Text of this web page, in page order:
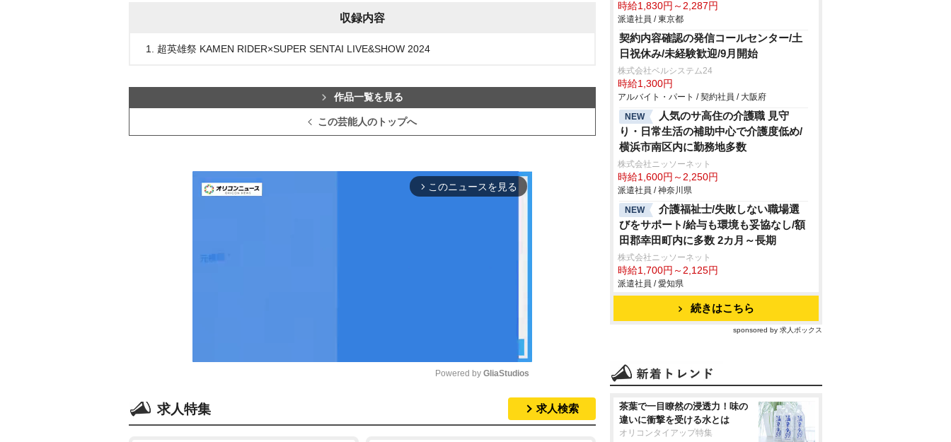
収録内容
1. 超英雄祭 KAMEN RIDER×SUPER SENTAI LIVE&SHOW 2024
作品一覧を見る
この芸能人のトップへ
arrow_forward_ios このニュースを見る
Powered by GliaStudios
求人特集 求人検索
時給1,830円～2,287円
派遣社員 / 東京都
契約内容確認の発信コールセンター/土
日祝休み/未経験歓迎/9月開始
株式会社ベルシステム24
時給1,300円
アルバイト・パート / 契約社員 / 大阪府
NEW
人気のサ高住の介護職 見守
り・日常生活の補助中心で介護度低め/
横浜市南区内に勤務地多数
株式会社ニッソーネット
時給1,600円～2,250円
派遣社員 / 神奈川県
NEW
介護福祉士/失敗しない職場選
びをサポート/給与も環境も妥協なし/額
田郡幸田町内に多数 2カ月～長期
株式会社ニッソーネット
時給1,700円～2,125円
派遣社員 / 愛知県
続きはこちら
sponsored by 求人ボックス
茶葉で一目瞭然の浸透力！味の
違いに衝撃を受ける水とは
オリコンタイアップ特集